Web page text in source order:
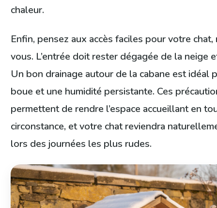
chaleur.
Enfin, pensez aux accès faciles pour votre chat,
vous. L’entrée doit rester dégagée de la neige
Un bon drainage autour de la cabane est idéal
boue et une humidité persistante. Ces
permettent de rendre l’espace accueillant en
circonstance, et votre chat reviendra
lors des journées les plus rudes.